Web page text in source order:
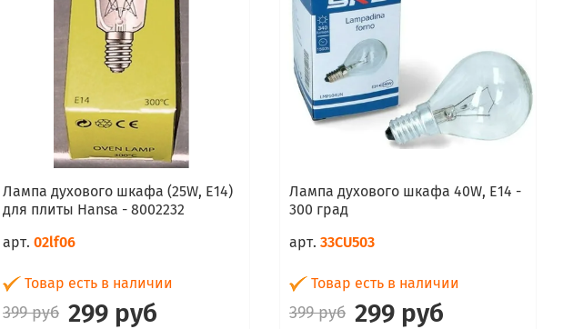
Лампа духового шкафа (25W, E14)
для плиты Hansa - 8002232
арт.02lf06
Товар есть в наличии
399 руб 299 руб
Лампа духового шкафа 40W, E14 -
300 град
арт.33CU503
Товар есть в наличии
399 руб 299 руб